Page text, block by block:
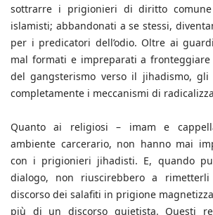
sottrarre i prigionieri di diritto comune
islamisti; abbandonati a se stessi,
per i predicatori dell’odio. Oltre ai
mal formati e impreparati a
del gangsterismo verso il jihadismo, gli
completamente i meccanismi di
Quanto ai religiosi – imam e
ambiente carcerario, non hanno mai
con i prigionieri jihadisti. E, quando
dialogo, non riuscirebbero a
discorso dei salafiti in prigione
più di un discorso quietista. Questi